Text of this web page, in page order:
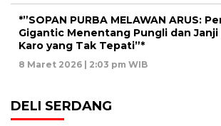
*”SOPAN PURBA MELAWAN ARUS:
Gigantic Menentang Pungli dan Janji
Karo yang Tak Tepati”*
8 Maret 2026 | 2:03 pm WIB
DELI SERDANG